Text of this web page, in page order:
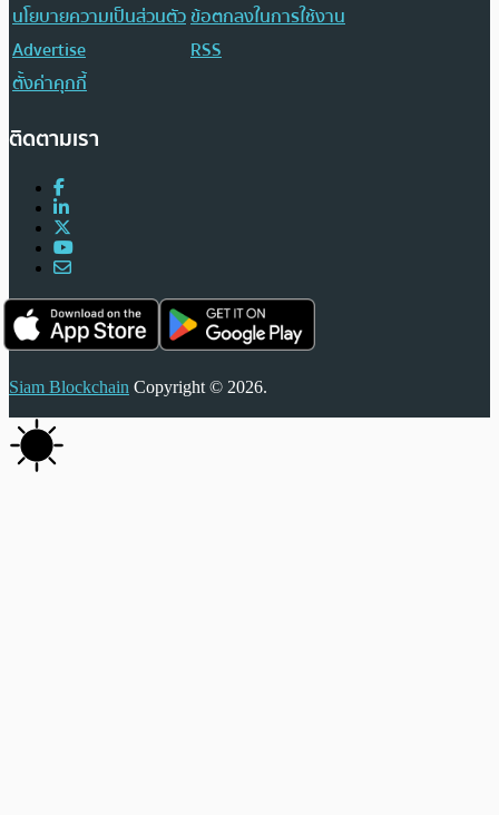
นโยบายความเป็นส่วนตัวข้อตกลงในการใช้งาน
Advertise
RSS
ตั้งค่าคุกกี้
ติดตามเรา
Siam Blockchain Copyright © 2026.